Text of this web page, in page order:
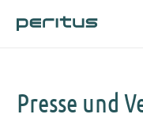
Presse und